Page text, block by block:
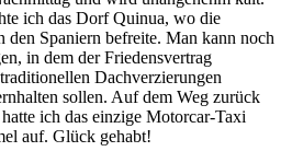
ich das Dorf Quinua, wo die
den Spaniern befreite. Man kann noch
in dem der Friedensvertrag
Dachverzierungen
sollen. Auf dem Weg zurück
ich das einzige Motorcar-Taxi
auf. Glück gehabt!